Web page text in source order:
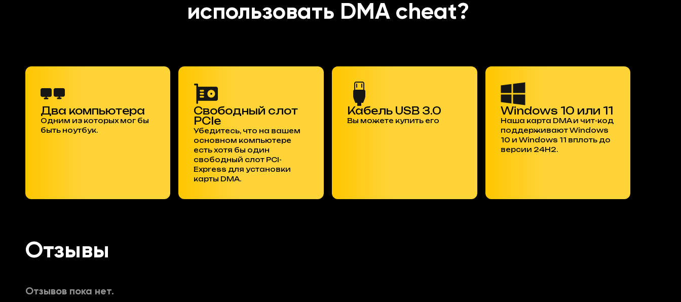
использовать DMA cheat?
Два компьютера
Одним из которых мог бы
быть ноутбук.
Свободный слот
PCIe
Убедитесь, что на вашем
основном компьютере
есть хотя бы один
свободный слот PCI-
Express для установки
карты DMA.
Кабель USB 3.0
Вы можете купить его
Windows 10 или 11
Наша карта DMA и чит-код
поддерживают Windows
10 и Windows 11 вплоть до
версии 24H2.
Отзывы
Отзывов пока нет.